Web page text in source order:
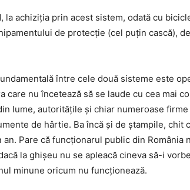
la achiziția prin acest sistem, odată cu
de protecție (cel puțin cască),
între cele două sisteme este
care nu încetează să se laude cu cea mai
lume, autoritățile și chiar numeroase
de hârtie. Ba încă și de ștampile, chit
an. Pare că funcționarul public din România
la ghișeu nu se apleacă cineva să-i
minune oricum nu funcționează.